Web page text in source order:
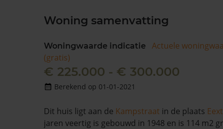
Woning samenvatting
Woningwaarde indicatie
Actuele
(gratis)
€ 225.000 - € 300.000
Berekend op 01-01-2021
Dit huis ligt aan de Kampstraat in de plaats Eext
jaren veertig is gebouwd in 1948 en is 114 m2